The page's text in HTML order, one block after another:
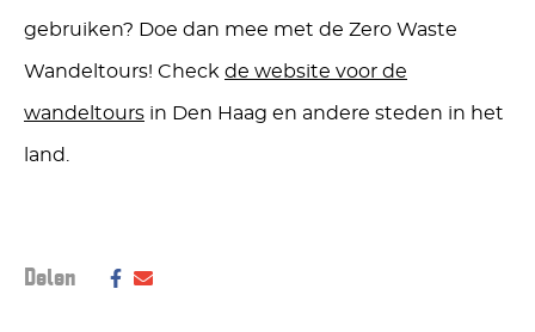
gebruiken? Doe dan mee met de Zero Waste
Wandeltours! Check de website voor de
wandeltours in Den Haag en andere steden in het
land.
Delen DeelDelen